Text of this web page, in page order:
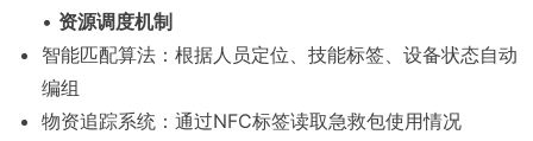
• 资源调度机制
智能匹配算法：根据人员定位、技能标签、设备状态自动
编组
物资追踪系统：通过NFC标签读取急救包使用情况